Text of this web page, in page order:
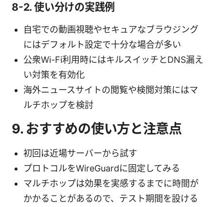
8-2. 使い分けの実践例
自宅での動画視聴やセキュアなブラウジング
にはデフォルト設定で十分な場合が多い
公衆Wi-Fi利用時にはキルスイッチとDNS漏え
い対策を有効化
海外ニュースサイトの閲覧や検閲対策にはマ
ルチホップを検討
9. おすすめの使い方と注意点
初回は近場サーバーから試す
プロトコルをWireGuardに固定してみる
マルチホップは効果を実感するまでに時間が
かかることがあるので、テスト期間を設ける